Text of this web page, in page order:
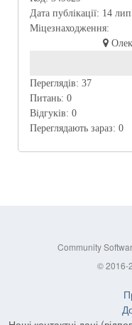
Дата публікації: 14
Міцезнаходження:
Переглядів: 37
Питань: 0
Відгуків: 0
Переглядають зараз: 0
Community
© 2016-